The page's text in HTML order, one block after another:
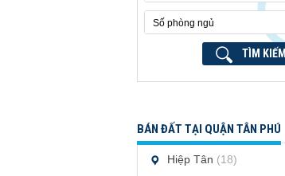
Số phòng ngủ
TÌM KIẾM
BÁN ĐẤT TẠI QUẬN TÂN PHÚ
Hiệp Tân (18)